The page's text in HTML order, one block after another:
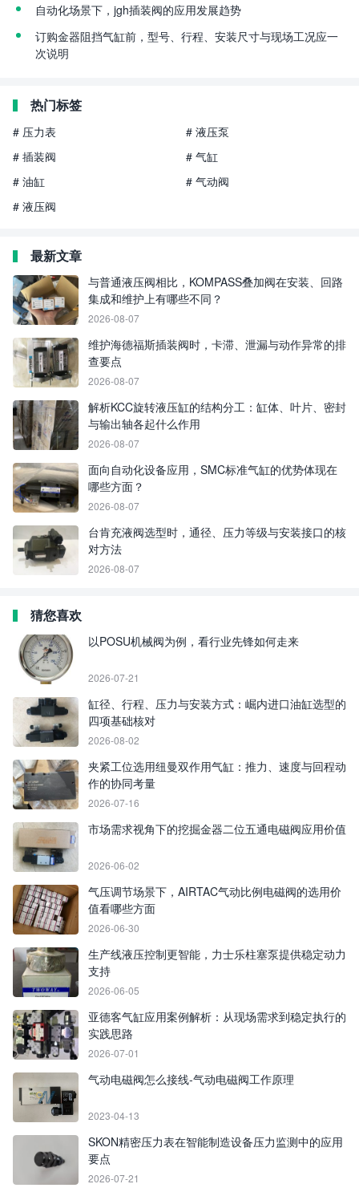
自动化场景下，jgh插装阀的应用发展趋势
订购金器阻挡气缸前，型号、行程、安装尺寸与现场工况应一
次说明
热门标签
# 压力表
# 液压泵
# 插装阀
# 气缸
# 油缸
# 气动阀
# 液压阀
最新文章
与普通液压阀相比，KOMPASS叠加阀在安装、回路
集成和维护上有哪些不同？
2026-08-07
维护海德福斯插装阀时，卡滞、泄漏与动作异常的排
查要点
2026-08-07
解析KCC旋转液压缸的结构分工：缸体、叶片、密封
与输出轴各起什么作用
2026-08-07
面向自动化设备应用，SMC标准气缸的优势体现在
哪些方面？
2026-08-07
台肯充液阀选型时，通径、压力等级与安装接口的核
对方法
2026-08-07
猜您喜欢
以POSU机械阀为例，看行业先锋如何走来
2026-07-21
缸径、行程、压力与安装方式：崛内进口油缸选型的
四项基础核对
2026-08-02
夹紧工位选用纽曼双作用气缸：推力、速度与回程动
作的协同考量
2026-07-16
市场需求视角下的挖掘金器二位五通电磁阀应用价值
2026-06-02
气压调节场景下，AIRTAC气动比例电磁阀的选用价
值看哪些方面
2026-06-30
生产线液压控制更智能，力士乐柱塞泵提供稳定动力
支持
2026-06-05
亚德客气缸应用案例解析：从现场需求到稳定执行的
实践思路
2026-07-01
气动电磁阀怎么接线-气动电磁阀工作原理
2023-04-13
SKON精密压力表在智能制造设备压力监测中的应用
要点
2026-07-21